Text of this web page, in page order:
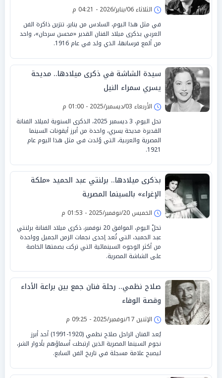
الثلاثاء 06/يناير/2026 - 04:21 م
في مثل هذا اليوم، السادس من يناير، تتزين ذاكرة الفن
العربي بذكرى ميلاد الفنان القدير «محسن سرحان»، واحد
من ألمع فرسانها، الذي ولد في عام 1916.
سيدة الشاشة في ذكرى ميلادها.. مديحة
يسري سمراء النيل
الأربعاء 03/ديسمبر/2025 - 01:00 م
تحل اليوم، 3 ديسمبر 2025، الذكرى السنوية لميلاد الفنانة
القديرة مديحة يسري، واحدة من أبرز أيقونات السينما
المصرية والعربية، التي وُلدت في مثل هذا اليوم عام
1921.
بذكرى ميلادها.. برلنتي عبد الحميد «ملكة
الإغراء» بالسينما المصرية
الخميس 20/نوفمبر/2025 - 01:53 م
تحلّ اليوم، الموافق 20 نوفمبر، ذكرى ميلاد الفنانة برلنتي
عبد الحميد، التي تُعد إحدى نجمات الزمن الجميل وواحدة
من أكثر الوجوه السينمائية التي تركت بصمتها الخاصة
على الشاشة المصرية.
صلاح نظمي.. رحلة فنان جمع بين براعة الأداء
وقصة الوفاء
الإثنين 17/نوفمبر/2025 - 09:25 م
يُعد الفنان الراحل صلاح نظمي (1920-1991) أحد أبرز
نجوم السينما المصرية الذين ارتبطت أسماؤهم بأدوار الشر،
ليصبح علامة مسجلة في تاريخ الفن السابع.